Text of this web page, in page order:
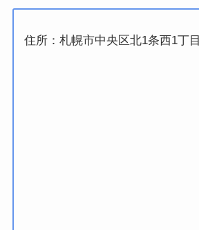
住所：札幌市中央区北1条西1丁目